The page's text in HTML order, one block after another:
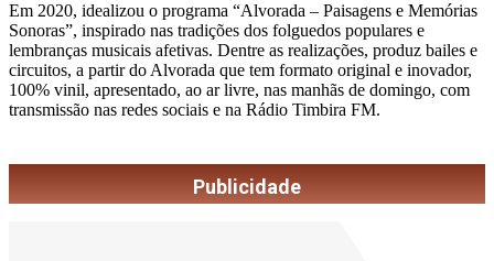
Em 2020, idealizou o programa “Alvorada – Paisagens e Memórias
Sonoras”, inspirado nas tradições dos folguedos populares e
lembranças musicais afetivas. Dentre as realizações, produz bailes e
circuitos, a partir do Alvorada que tem formato original e inovador,
100% vinil, apresentado, ao ar livre, nas manhãs de domingo, com
transmissão nas redes sociais e na Rádio Timbira FM.
Publicidade